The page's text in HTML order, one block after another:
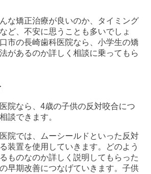
な矯正治療が良いのか、タイミング
ど、不安に思うことも多いでしょ
市の長崎歯科医院なら、小学生の矯
があるのか詳しく相談に乗ってもら
院なら、4歳の子供の反対咬合につ
談できます。
院では、ムーシールドといった反対
装置を使用していきます。どのよう
ものなのか詳しく説明してもらった
早期改善につなげていきます。子供